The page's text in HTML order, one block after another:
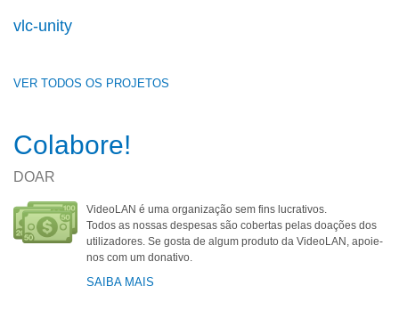
vlc-unity
VER TODOS OS PROJETOS
Colabore!
DOAR
VideoLAN é uma organização sem fins lucrativos.
Todos as nossas despesas são cobertas pelas doações dos
utilizadores. Se gosta de algum produto da VideoLAN, apoie-
nos com um donativo.
SAIBA MAIS